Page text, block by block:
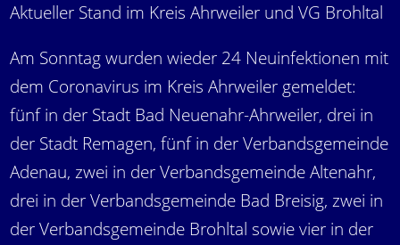
Aktueller Stand im Kreis Ahrweiler und VG Brohltal
Am Sonntag wurden wieder 24 Neuinfektionen mit
dem Coronavirus im Kreis Ahrweiler gemeldet:
fünf in der Stadt Bad Neuenahr-Ahrweiler, drei in
der Stadt Remagen, fünf in der Verbandsgemeinde
Adenau, zwei in der Verbandsgemeinde Altenahr,
drei in der Verbandsgemeinde Bad Breisig, zwei in
der Verbandsgemeinde Brohltal sowie vier in der